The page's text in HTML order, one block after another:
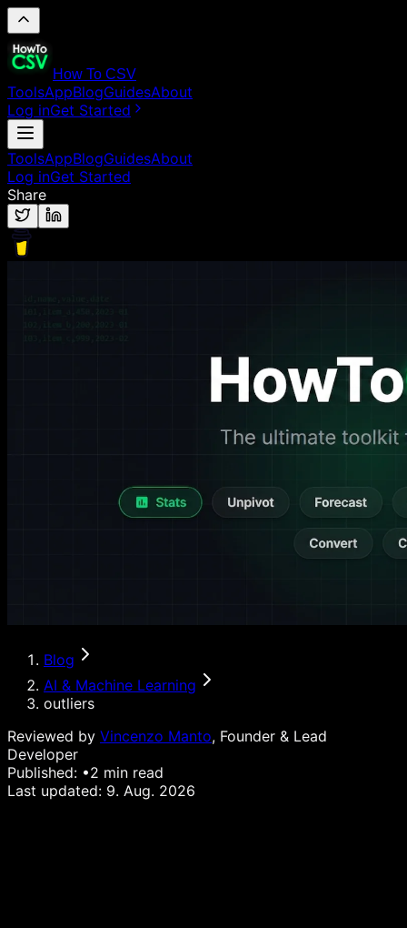
How To CSV
ToolsAppBlogGuidesAbout
Log inGet Started
ToolsAppBlogGuidesAbout
Log inGet Started
Share
Blog
AI & Machine Learning
outliers
Reviewed by Vincenzo Manto, Founder & Lead
Developer
Published: •2 min read
Last updated: 9. Aug. 2026